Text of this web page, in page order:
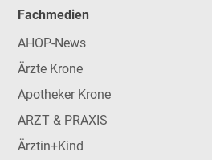
Fachmedien
AHOP-News
Ärzte Krone
Apotheker Krone
ARZT & PRAXIS
Ärztin+Kind